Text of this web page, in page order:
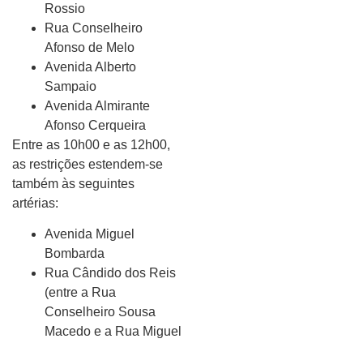
Rossio
Rua Conselheiro
Afonso de Melo
Avenida Alberto
Sampaio
Avenida Almirante
Afonso Cerqueira
Entre as 10h00 e as 12h00,
as restrições estendem-se
também às seguintes
artérias:
Avenida Miguel
Bombarda
Rua Cândido dos Reis
(entre a Rua
Conselheiro Sousa
Macedo e a Rua Miguel